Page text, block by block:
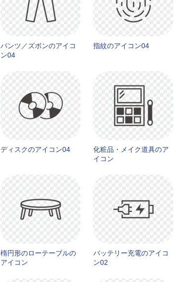
パンツ／ズボンのアイコ
ン04
指紋のアイコン04
ディスクのアイコン04
化粧品・メイク道具のア
イコン
楕円形のローテーブルの
アイコン
バッテリー充電のアイコ
ン02